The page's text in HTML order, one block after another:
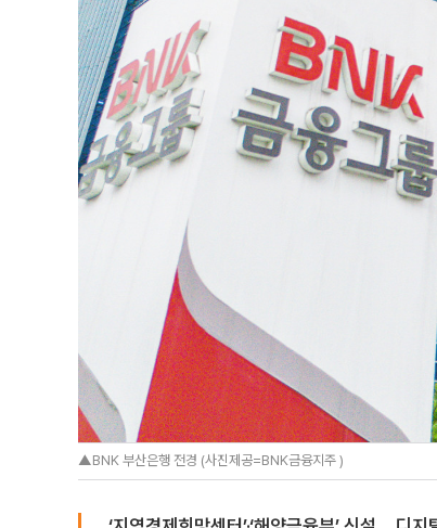
▲BNK 부산은행 전경 (사진제공=BNK금융지주 )